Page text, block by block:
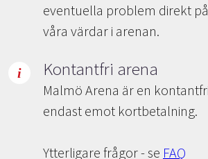
eventuella problem direkt
våra värdar i arenan.
Kontantfri arena
Malmö Arena är en
endast emot kortbetalning.
Ytterligare frågor - se FAQ